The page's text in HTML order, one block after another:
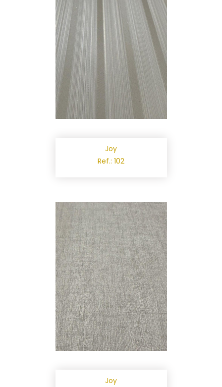
Joy
Ref.: 102
Joy